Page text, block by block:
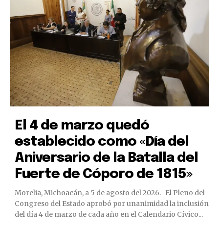
El 4 de marzo quedó
establecido como «Día del
Aniversario de la Batalla del
Fuerte de Cóporo de 1815»
Morelia, Michoacán, a 5 de agosto del 2026.- El Pleno del
Congreso del Estado aprobó por unanimidad la inclusión
del día 4 de marzo de cada año en el Calendario Cívico...